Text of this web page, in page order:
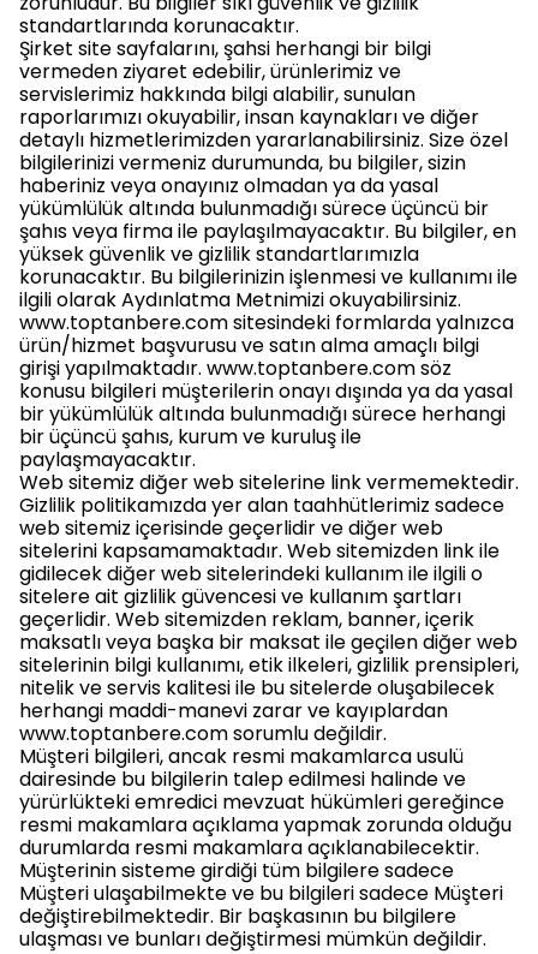
standartlarında korunacaktır.
Şirket site sayfalarını, şahsi herhangi bir bilgi
vermeden ziyaret edebilir, ürünlerimiz ve
servislerimiz hakkında bilgi alabilir, sunulan
raporlarımızı okuyabilir, insan kaynakları ve diğer
detaylı hizmetlerimizden yararlanabilirsiniz. Size özel
bilgilerinizi vermeniz durumunda, bu bilgiler, sizin
haberiniz veya onayınız olmadan ya da yasal
yükümlülük altında bulunmadığı sürece üçüncü bir
şahıs veya firma ile paylaşılmayacaktır. Bu bilgiler, en
yüksek güvenlik ve gizlilik standartlarımızla
korunacaktır. Bu bilgilerinizin işlenmesi ve kullanımı ile
ilgili olarak Aydınlatma Metnimizi okuyabilirsiniz.
www.toptanbere.com sitesindeki formlarda yalnızca
ürün/hizmet başvurusu ve satın alma amaçlı bilgi
girişi yapılmaktadır. www.toptanbere.com söz
konusu bilgileri müşterilerin onayı dışında ya da yasal
bir yükümlülük altında bulunmadığı sürece herhangi
bir üçüncü şahıs, kurum ve kuruluş ile
paylaşmayacaktır.
Web sitemiz diğer web sitelerine link vermemektedir.
Gizlilik politikamızda yer alan taahhütlerimiz sadece
web sitemiz içerisinde geçerlidir ve diğer web
sitelerini kapsamamaktadır. Web sitemizden link ile
gidilecek diğer web sitelerindeki kullanım ile ilgili o
sitelere ait gizlilik güvencesi ve kullanım şartları
geçerlidir. Web sitemizden reklam, banner, içerik
maksatlı veya başka bir maksat ile geçilen diğer web
sitelerinin bilgi kullanımı, etik ilkeleri, gizlilik prensipleri,
nitelik ve servis kalitesi ile bu sitelerde oluşabilecek
herhangi maddi-manevi zarar ve kayıplardan
www.toptanbere.com sorumlu değildir.
Müşteri bilgileri, ancak resmi makamlarca usulü
dairesinde bu bilgilerin talep edilmesi halinde ve
yürürlükteki emredici mevzuat hükümleri gereğince
resmi makamlara açıklama yapmak zorunda olduğu
durumlarda resmi makamlara açıklanabilecektir.
Müşterinin sisteme girdiği tüm bilgilere sadece
Müşteri ulaşabilmekte ve bu bilgileri sadece Müşteri
değiştirebilmektedir. Bir başkasının bu bilgilere
ulaşması ve bunları değiştirmesi mümkün değildir.